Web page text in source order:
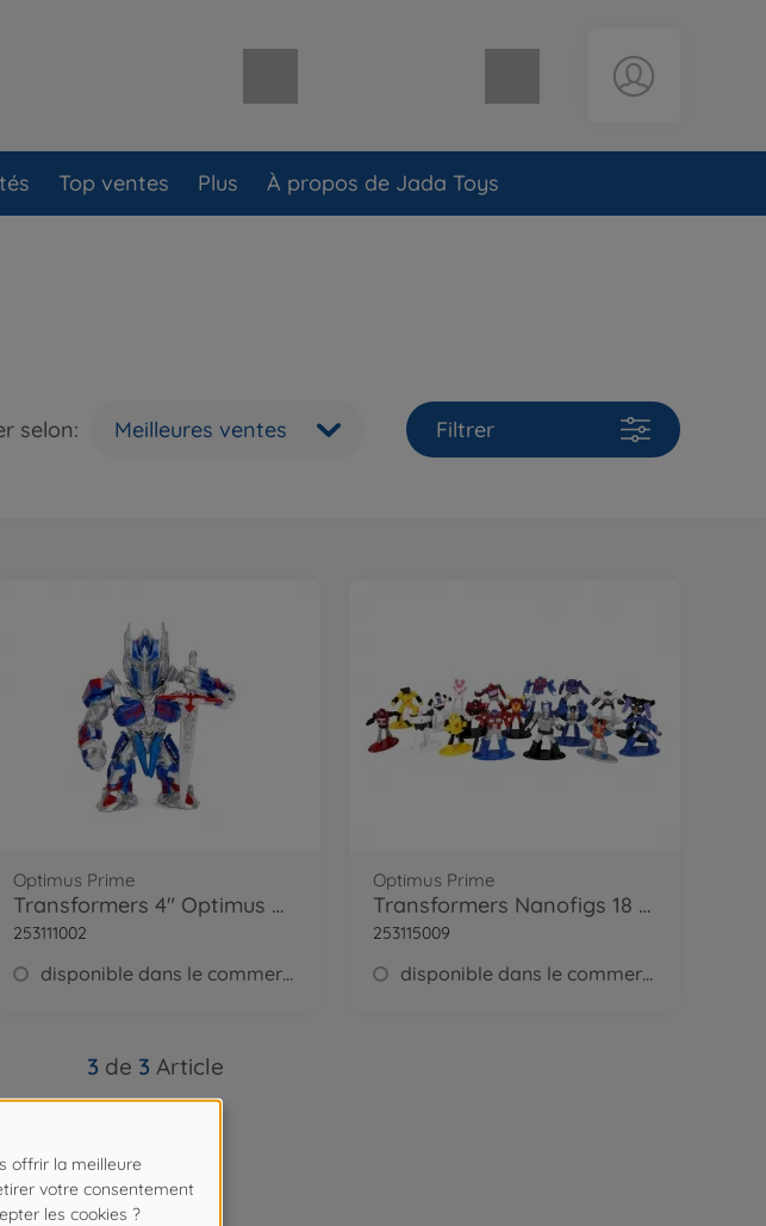
Top ventes Plus À propos de Jada Toys
selon: Meilleures ventes Filtrer
Optimus Prime
Transformers 4" Optimus Prime
253111002
disponible dans le commerce
Optimus Prime
Transformers Nanofigs 18 pcs, Wave 2
253115009
disponible dans le commerce
3 de 3 Article